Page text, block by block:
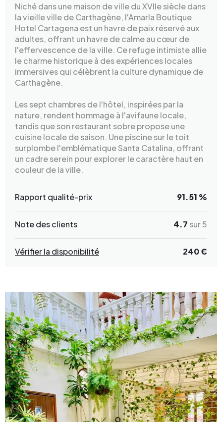
Niché dans une maison de ville du XVIIe siècle dans
la vieille ville de Carthagène, l'Amarla Boutique
Hotel Cartagena est un havre de paix réservé aux
adultes, offrant un havre de calme au cœur de
l'effervescence de la ville. Ce refuge intimiste allie
le charme historique à des expériences locales
immersives qui célèbrent la culture dynamique de
Carthagène.
Les sept chambres de l'hôtel, inspirées par la
nature, rendent hommage à l'avifaune locale,
tandis que son restaurant sobre propose une
cuisine locale de saison. Une piscine sur le toit
surplombe l'emblématique Santa Catalina, offrant
un cadre serein pour explorer le caractère haut en
couleur de la ville.
Rapport qualité-prix 91.51 %
Note des clients 4.7 sur 5
Vérifier la disponibilité 240 €